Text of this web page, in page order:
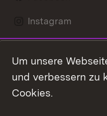
Instagram
Social Wall
Youtube
Um unsere
und verbessern zu
Cookies.